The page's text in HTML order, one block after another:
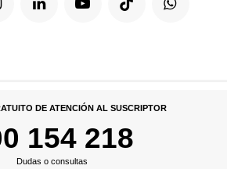
DE ATENCIÓN AL SUSCRIPTOR
154 218
Dudas o consultas